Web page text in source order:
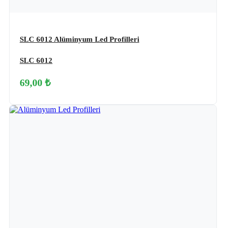
SLC 6012 Alüminyum Led Profilleri
SLC 6012
69,00 ₺